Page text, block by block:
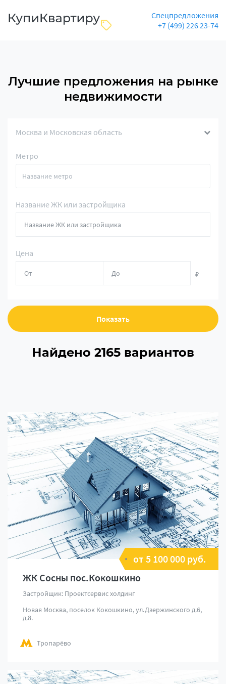
Спецпредложения
+7 (499) 226 23-74
Лучшие предложения на рынке
недвижимости
Москва и Московская область
Метро
Название ЖК или застройщика
Цена
₽
Показать
Найдено 2165 вариантов
от 5 100 000 руб.
ЖК Сосны пос.Кокошкино
Застройщик: Проектсервис холдинг
Новая Москва, поселок Кокошкино, ул.Дзержинского д.6,
д.8.
Тропарёво